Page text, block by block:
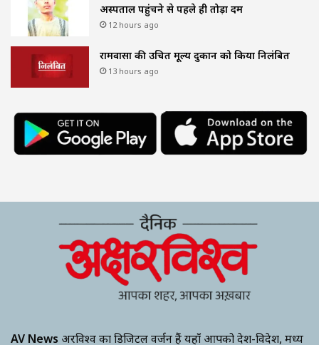
अस्पताल पहुंचने से पहले ही तोड़ा दम
12 hours ago
रामवासा की उचित मूल्य दुकान को किया निलंबित
13 hours ago
AV News अक्षरविश्व का डिजिटल वर्जन हैं यहाँ आपको देश-विदेश, मध्य